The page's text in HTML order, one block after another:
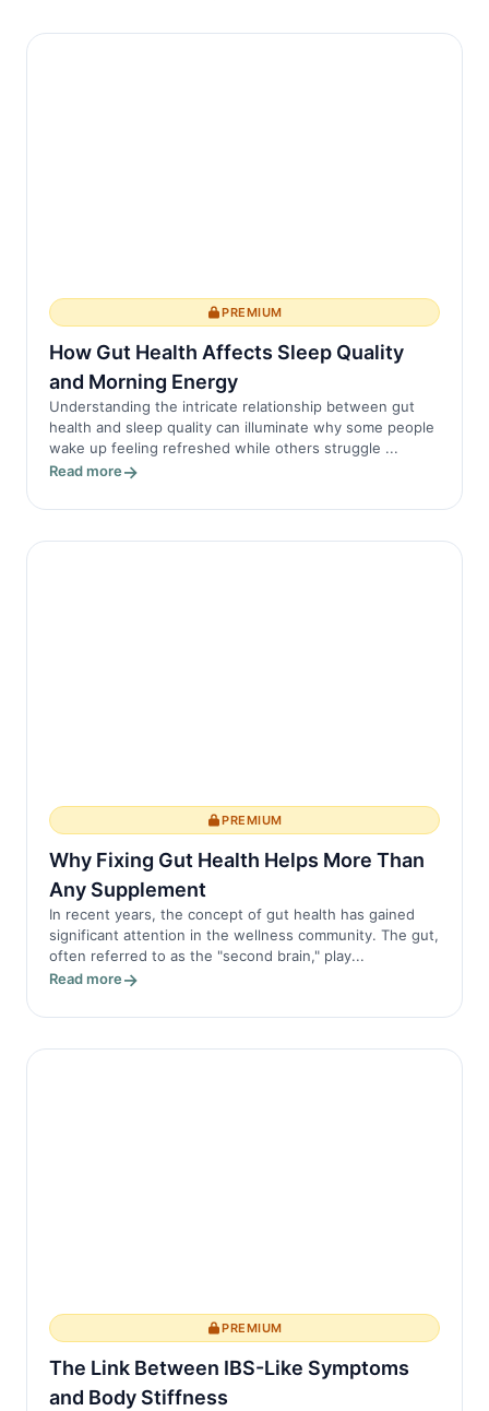
catégorisées en origines alimentaires,
PREMIUM
How Gut Health Affects Sleep Quality
and Morning Energy
Understanding the intricate relationship between gut
health and sleep quality can illuminate why some people
wake up feeling refreshed while others struggle ...
Read more
PREMIUM
Why Fixing Gut Health Helps More Than
Any Supplement
In recent years, the concept of gut health has gained
significant attention in the wellness community. The gut,
often referred to as the "second brain," play...
Read more
PREMIUM
The Link Between IBS-Like Symptoms
and Body Stiffness